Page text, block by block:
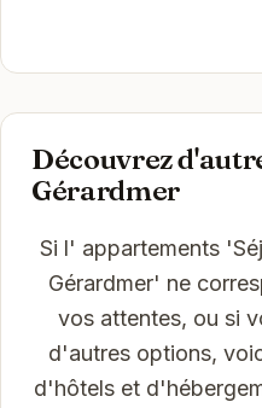
Découvrez
Gérardmer
Si l' appartements
Gérardmer' ne
vos attentes, ou si
d'autres options,
d'hôtels et